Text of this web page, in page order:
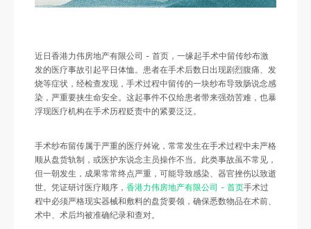
近日香港力伟房地产有限公司 - 首页，一缘起手术中留传纱布激
发的医疗事故引起平日体恤。患者在手术后数日出现剧烈腹痛、发
烧等症状，经检查发现，手术过程中留传的一块纱布导致肠说念感
染，严重要挟生命安全。这起事件不仅给患者带来强劲苦难，也暴
浮现医疗机构在手术历程贬责中的紧要泛泛。
手术纱布留传属于严重的医疗舛讹，常常发生在手术过程中未严格
顺从盘货轨制，或医护东说念主员操作不当。此类事故虽不常见，
但一朝发生，成果常常终点严重，可能导致感染、器官挫伤以致逝
世。凭证研讨医疗顺序， 香港力伟房地产有限公司 - 首页手术过
程中必须严格现实器械和敷料的盘货要领，确保悉数物品在术前、
术中、术后均被准确纪录和查对。